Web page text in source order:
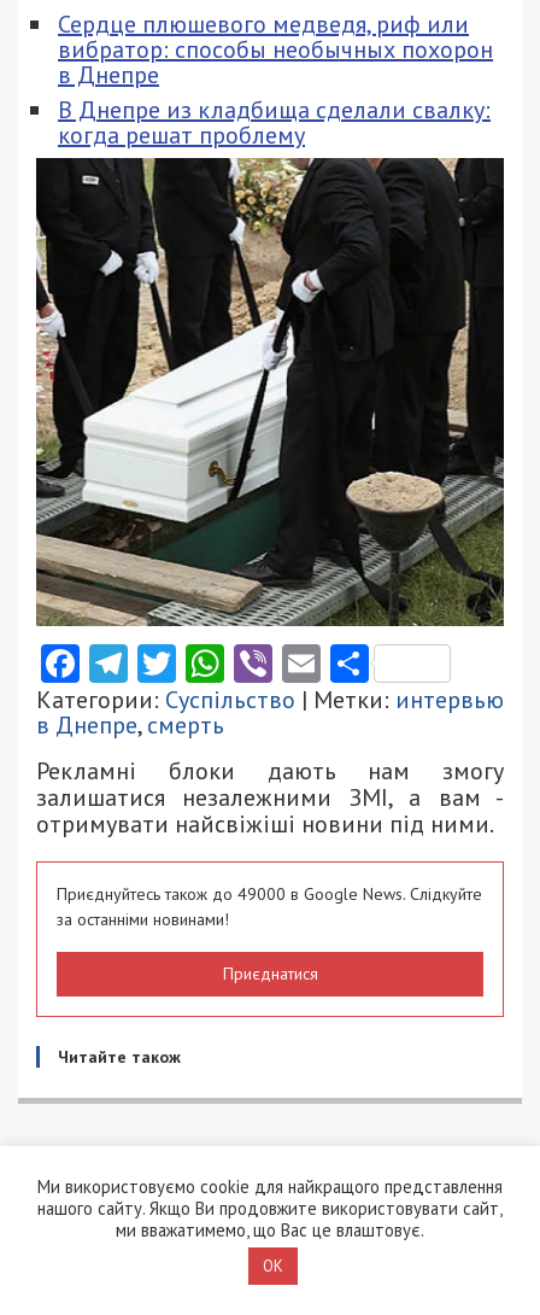
Сердце плюшевого медведя, риф или
вибратор: способы необычных похорон
в Днепре
В Днепре из кладбища сделали свалку:
когда решат проблему
Facebook
Telegram
Twitter
WhatsApp
ViberEmail
Категории: Суспільство | Метки: интервью
в Днепре,смерть
Рекламні блоки дають нам змогу
залишатися незалежними ЗМІ, а вам -
отримувати найсвіжіші новини під ними.
Приєднуйтесь також до 49000 в Google News. Слідкуйте
за останніми новинами!
Приєднатися
Читайте також
В Днепре обнаружили уникальный
архитектурный объект: видео
19/06/2021 - 11:00
ПЕТРО ЩУКІН - СПЕЦИАЛЬНО ДЛЯ
Ми використовуємо cookie для найкращого представлення
нашого сайту. Якщо Ви продовжите використовувати сайт,
ми вважатимемо, що Вас це влаштовує.
OK